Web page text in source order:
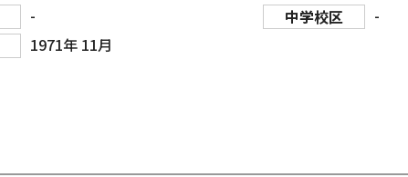
- 中学校区
-
1971年 11月